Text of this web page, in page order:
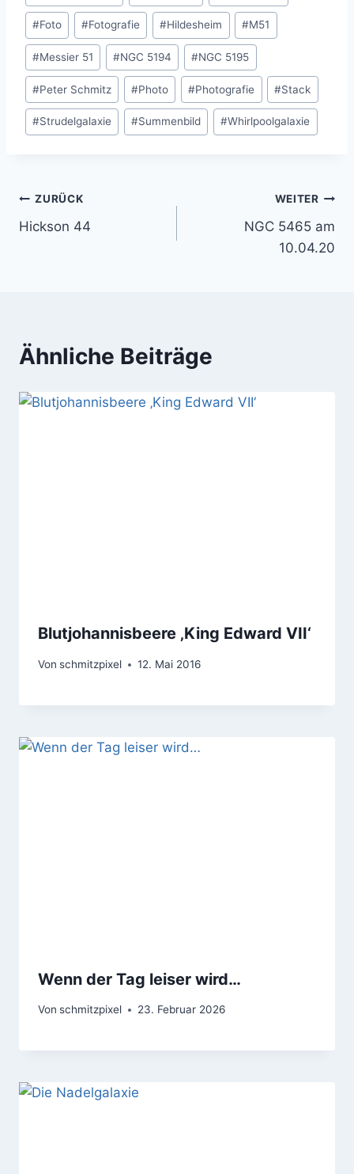
#Foto #Fotografie #Hildesheim #M51
#Messier 51 #NGC 5194 #NGC 5195
#Peter Schmitz #Photo #Photografie #Stack
#Strudelgalaxie #Summenbild #Whirlpoolgalaxie
Beitragsnavigation
ZURÜCK
Hickson 44
WEITER
NGC 5465 am
10.04.20
Ähnliche Beiträge
Blutjohannisbeere ‚King Edward VII‘
Von schmitzpixel 12. Mai 2016
Wenn der Tag leiser wird…
Von schmitzpixel 23. Februar 2026